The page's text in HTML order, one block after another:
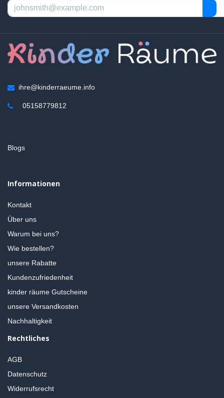
ihre@kinderraeume.info
05158779812
Blogs
Informationen
Kontakt
Über uns
Warum bei uns?
Wie bestellen?
unsere Rabatte
Kundenzufriedenheit
kinder räume Gutscheine
unsere Versandkosten
Nachhaltigkeit
Rechtliches
AGB
Datenschutz
Widerrufsrecht